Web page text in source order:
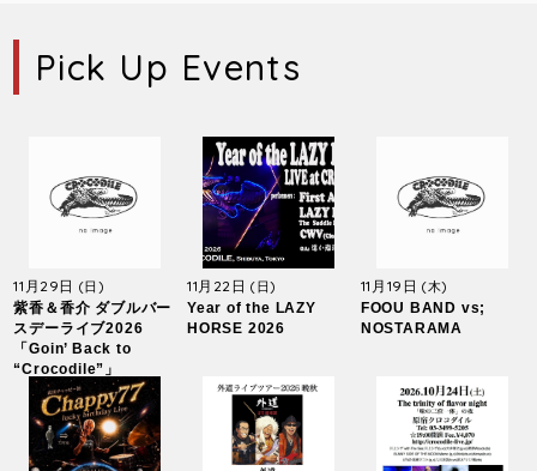
Pick Up Events
11月29日 (日)
紫香＆香介 ダブルバー
スデーライブ2026
「Goin’ Back to
“Crocodile”」
11月22日(日)
Year of the LAZY
HORSE 2026
11月19日 (木)
FOOU BAND vs;
NOSTARAMA